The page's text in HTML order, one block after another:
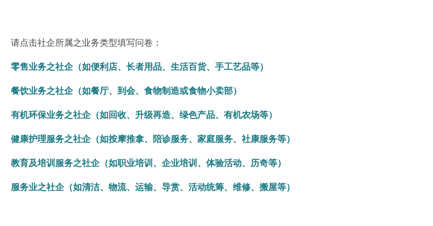
请点击社企所属之业务类型填写问卷：
零售业务之社企（如便利店、长者用品、生活百货、手工艺品等）
餐饮业务之社企（如餐厅、到会、食物制造或食物小卖部）
有机环保业务之社企（如回收、升级再造、绿色产品、有机农场等）
健康护理服务之社企（如按摩推拿、陪诊服务、家庭服务、社康服务等）
教育及培训服务之社企（如职业培训、企业培训、体验活动、历奇等）
服务业之社企（如清洁、物流、运输、导赏、活动统筹、维修、搬屋等）